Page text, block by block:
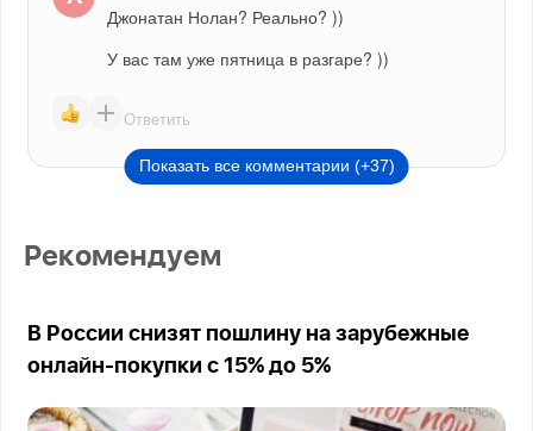
Джонатан Нолан? Реально? ))
У вас там уже пятница в разгаре? ))
Ответить
Показать все комментарии (+37)
Рекомендуем
В России снизят пошлину на зарубежные
онлайн-покупки с 15% до 5%